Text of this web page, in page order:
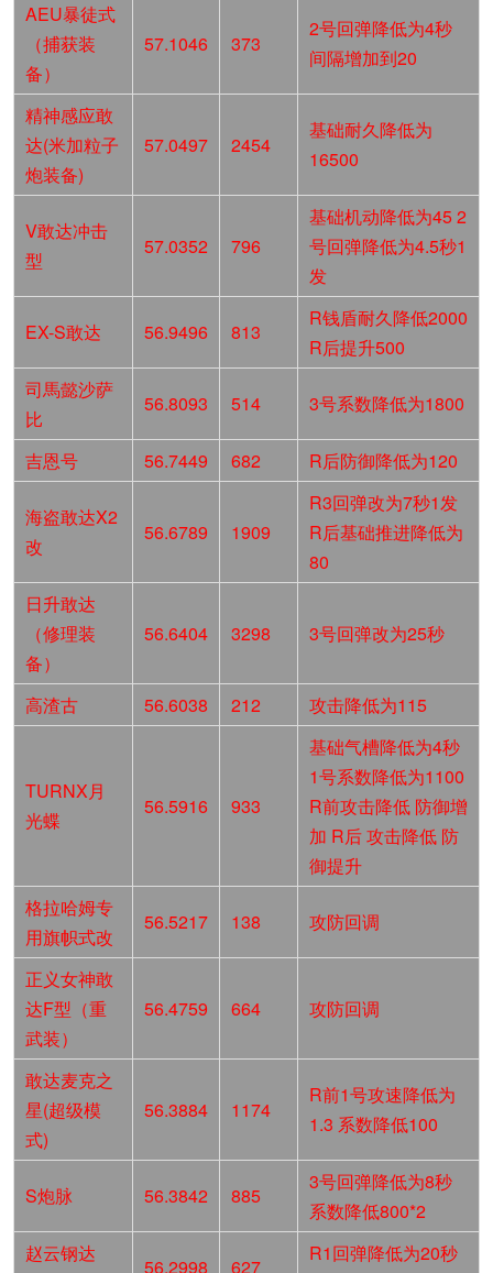
AEU暴徒式
（捕获装
备）
57.1046 373
2号回弹降低为4秒
间隔增加到20
精神感应敢
达(米加粒子
炮装备)
57.0497 2454
基础耐久降低为
16500
V敢达冲击
型
57.0352 796
基础机动降低为45 2
号回弹降低为4.5秒1
发
EX-S敢达 56.9496 813
R钱盾耐久降低2000
R后提升500
司馬懿沙萨
比
56.8093 514 3号系数降低为1800
吉恩号 56.7449 682 R后防御降低为120
海盗敢达X2
改
56.6789 1909
R3回弹改为7秒1发
R后基础推进降低为
80
日升敢达
（修理装
备）
56.6404 3298 3号回弹改为25秒
高渣古 56.6038 212 攻击降低为115
TURNX月
光蝶
56.5916 933
基础气槽降低为4秒
1号系数降低为1100
R前攻击降低 防御增
加 R后 攻击降低 防
御提升
格拉哈姆专
用旗帜式改
56.5217 138 攻防回调
正义女神敢
达F型（重
武装）
56.4759 664 攻防回调
敢达麦克之
星(超级模
式)
56.3884 1174
R前1号攻速降低为
1.3 系数降低100
S炮脉 56.3842 885
3号回弹降低为8秒
系数降低800*2
赵云钢达
56.2998 627
R1回弹降低为20秒